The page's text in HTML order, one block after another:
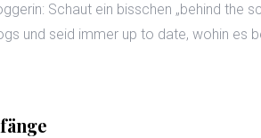
Schaut ein bisschen „behind the
und seid immer up to date, wohin es